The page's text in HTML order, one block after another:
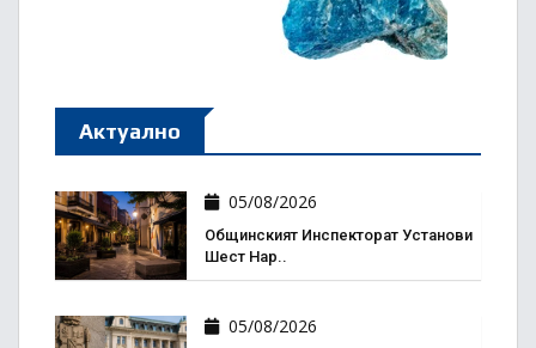
Актуално
05/08/2026
Общинският Инспекторат Установи
Шест Нар..
05/08/2026